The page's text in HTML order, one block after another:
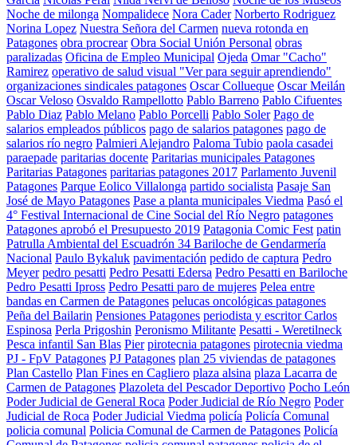
Noche de milonga Nompalidece Nora Cader Norberto Rodriguez
Norina Lopez Nuestra Señora del Carmen nueva rotonda en
Patagones obra procrear Obra Social Unión Personal obras
paralizadas Oficina de Empleo Municipal Ojeda Omar "Cacho"
Ramirez operativo de salud visual "Ver para seguir aprendiendo"
organizaciones sindicales patagones Oscar Collueque Oscar Meilán
Oscar Veloso Osvaldo Rampellotto Pablo Barreno Pablo Cifuentes
Pablo Diaz Pablo Melano Pablo Porcelli Pablo Soler Pago de
salarios empleados públicos pago de salarios patagones pago de
salarios río negro Palmieri Alejandro Paloma Tubio paola casadei
paraepade paritarias docente Paritarias municipales Patagones
Paritarias Patagones paritarias patagones 2017 Parlamento Juvenil
Patagones Parque Eolico Villalonga partido socialista Pasaje San
José de Mayo Patagones Pase a planta municipales Viedma Pasó el
4° Festival Internacional de Cine Social del Río Negro patagones
Patagones aprobó el Presupuesto 2019 Patagonia Comic Fest patin
Patrulla Ambiental del Escuadrón 34 Bariloche de Gendarmería
Nacional Paulo Bykaluk pavimentación pedido de captura Pedro
Meyer pedro pesatti Pedro Pesatti Edersa Pedro Pesatti en Bariloche
Pedro Pesatti Ipross Pedro Pesatti paro de mujeres Pelea entre
bandas en Carmen de Patagones pelucas oncológicas patagones
Peña del Bailarin Pensiones Patagones periodista y escritor Carlos
Espinosa Perla Prigoshin Peronismo Militante Pesatti - Weretilneck
Pesca infantil San Blas Pier pirotecnia patagones pirotecnia viedma
PJ - FpV Patagones PJ Patagones plan 25 viviendas de patagones
Plan Castello Plan Fines en Cagliero plaza alsina plaza Lacarra de
Carmen de Patagones Plazoleta del Pescador Deportivo Pocho León
Poder Judicial de General Roca Poder Judicial de Río Negro Poder
Judicial de Roca Poder Judicial Viedma policía Policía Comunal
policia comunal Policia Comunal de Carmen de Patagones Policía